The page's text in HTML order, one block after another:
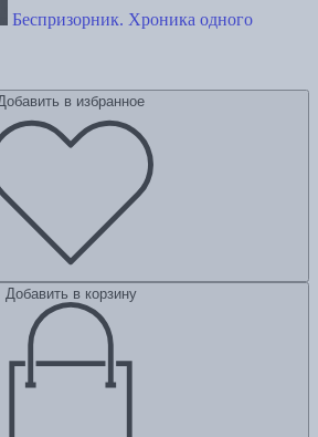
Беспризорник. Хроника одного
в избранное
Добавить в корзину